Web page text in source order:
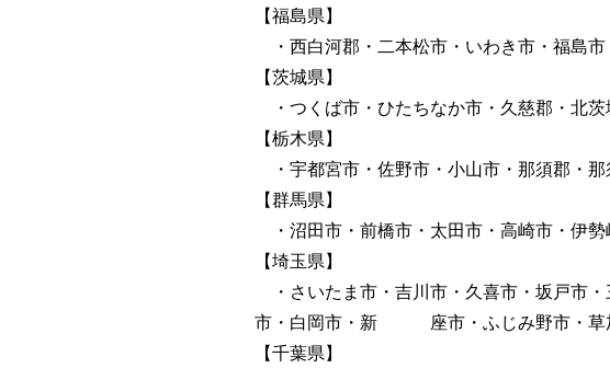
【福島県】
・西白河郡・二本松市・いわき市・福島
【茨城県】
・つくば市・ひたちなか市・久慈郡・北
【栃木県】
・宇都宮市・佐野市・小山市・那須郡・
【群馬県】
・沼田市・前橋市・太田市・高崎市・伊
【埼玉県】
・さいたま市・吉川市・久喜市・坂戸市
市・白岡市・新 座市・ふじみ野市・草
【千葉県】